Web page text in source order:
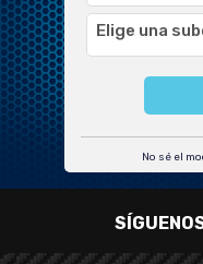
Elige una
No sé el